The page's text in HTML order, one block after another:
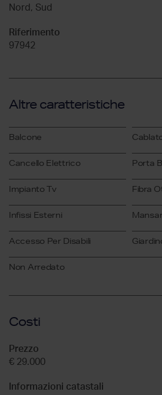
Nord, Sud
Riferimento
97942
Altre caratteristiche
Balcone
Cancello Elettrico Porta
Impianto Tv Fibra
Infissi Esterni
Accesso Per Disabili
Non Arredato
Costi
Prezzo
€ 29.000
Informazioni catastali